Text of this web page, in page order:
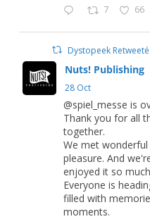
7 66
Dystopeek Retweeté
Nuts! Publishing
28 Oct
@spiel_messe is
Thank you for all
together.
We met
pleasure. And
enjoyed it so
Everyone is
filled with
moments.